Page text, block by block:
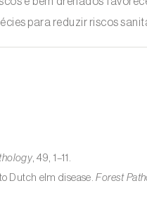
para reduzir riscos
, 49, 1–11.
Dutch elm disease.Forest